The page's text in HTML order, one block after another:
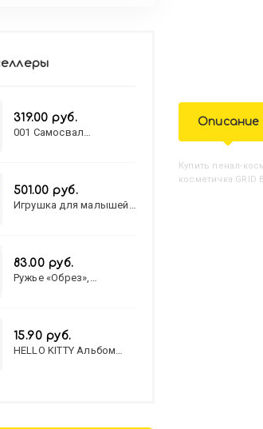
Описание
Купить Пенал-
косметичка GRID
319.00 руб.
001 Самосвал
501.00 руб.
Игрушка для малышей
83.00 руб.
Ружье «Обрез»,
15.90 руб.
HELLO KITTY Альбом